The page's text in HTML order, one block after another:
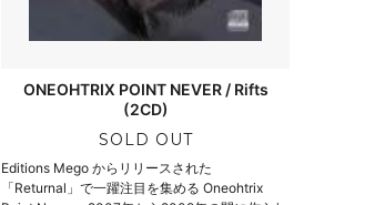
ONEOHTRIX POINT NEVER / Rifts
(2CD)
SOLD OUT
Editions Mego からリリースされた
「Returnal」で一躍注目を集める Oneohtrix